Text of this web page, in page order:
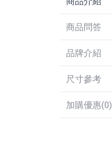
商品問答
品牌介紹
尺寸參考
加購優惠(0)